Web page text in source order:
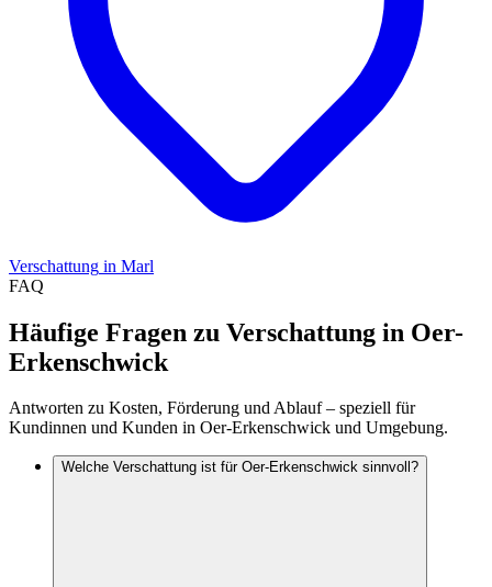
Verschattung in Marl
FAQ
Häufige Fragen zu Verschattung in Oer-
Erkenschwick
Antworten zu Kosten, Förderung und Ablauf – speziell für
Kundinnen und Kunden in Oer-Erkenschwick und Umgebung.
Welche Verschattung ist für Oer-Erkenschwick sinnvoll?